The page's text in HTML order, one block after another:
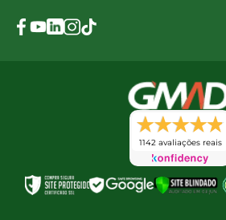
1142 avaliações reais